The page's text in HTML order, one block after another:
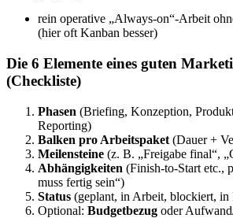
rein operative „Always-on“-Arbeit
(hier oft Kanban besser)
Die 6 Elemente eines guten
(Checkliste)
Phasen (Briefing, Konzeption,
Reporting)
Balken pro Arbeitspaket (Dauer +
Meilensteine (z. B. „Freigabe final“,
Abhängigkeiten (Finish-to-Start etc.,
muss fertig sein“)
Status (geplant, in Arbeit, blockiert,
Optional: Budgetbezug oder